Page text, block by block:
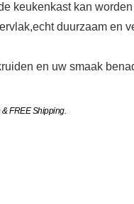
keukenkast kan
duurzaam en
en uw smaak
&FREE Shipping.